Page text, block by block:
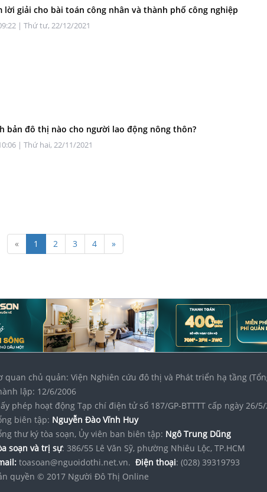
lời giải cho bài toán công nhân và thành phố công nghiệp
| Thứ tư, 22/12/2021
bản đô thị nào cho người lao động nông thôn?
| Thứ hai, 22/11/2021
« 1 2 3 4 »
quan chủ quản: Viện Nghiên cứu đô thị và Phát triển hạ tầng
lập: 12/6/2006
phép hoạt động Tạp chí điện tử số 187/GP-BTTTT cấp ngày 26/
biên tập: Nguyễn Đào Vĩnh Huy
thư ký tòa soạn, Ủy viên ban biên tập: Ngô Trung Dũng
soạn và trị sự: 386/55 Lê Văn Sỹ, phường Nhiêu Lộc, TP.HCM
toasoan@nguoidothi.net.vn. Điện thoại: (028) 39319793
quyền © 2017 Người Đô Thị Online